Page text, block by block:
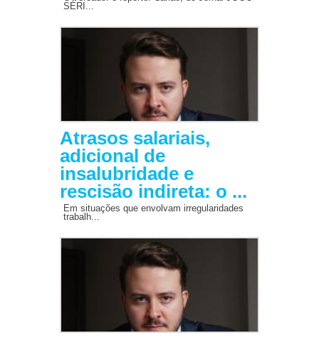
SÉRI...
Atrasos salariais,
adicional de
insalubridade e
rescisão indireta: o ...
Em situações que envolvam irregularidades
trabalh...